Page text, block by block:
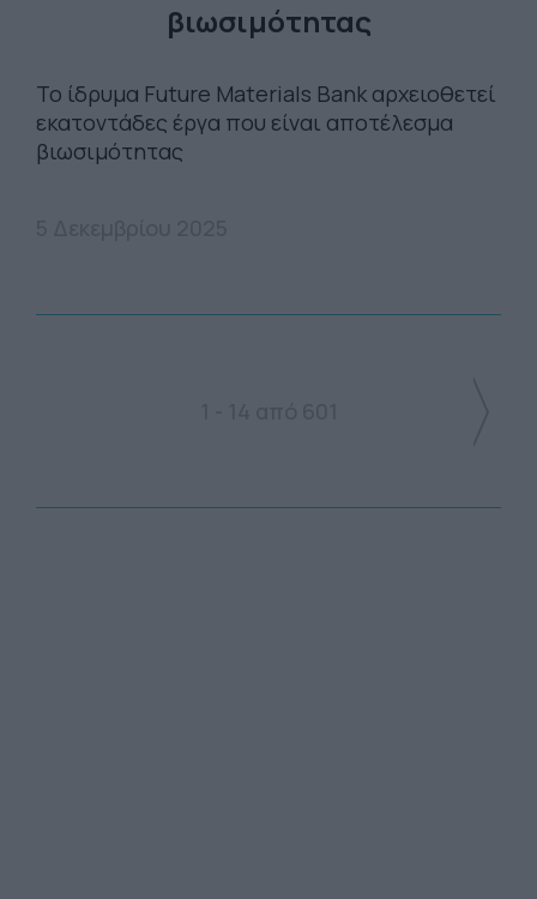
βιωσιμότητας
Το ίδρυμα Future Materials Bank αρχειοθετεί
εκατοντάδες έργα που είναι αποτέλεσμα
βιωσιμότητας